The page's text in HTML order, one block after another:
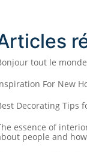
tout le
For New
Decorating Tips
essence of
people and